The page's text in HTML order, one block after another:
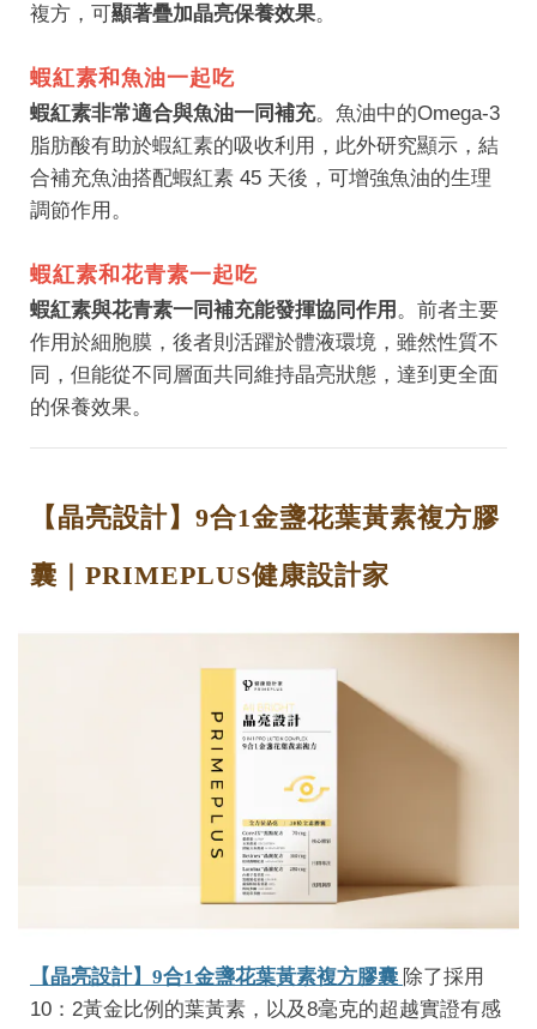
複方，可顯著疊加晶亮保養效果。
蝦紅素和魚油一起吃
蝦紅素非常適合與魚油一同補充。魚油中的Omega-3
脂肪酸有助於蝦紅素的吸收利用，此外研究顯示，結
合補充魚油搭配蝦紅素 45 天後，可增強魚油的生理
調節作用。
蝦紅素和花青素一起吃
蝦紅素與花青素一同補充能發揮協同作用 。前者主要
作用於細胞膜，後者則活躍於體液環境，雖然性質不
同，但能從不同層面共同維持晶亮狀態，達到更全面
的保養效果。
【晶亮設計】9合1金盞花葉黃素複方膠
囊｜PRIMEPLUS健康設計家
【晶亮設計】9合1金盞花葉黃素複方膠囊 除了採用
10：2黃金比例的葉黃素，以及8毫克的超越實證有感